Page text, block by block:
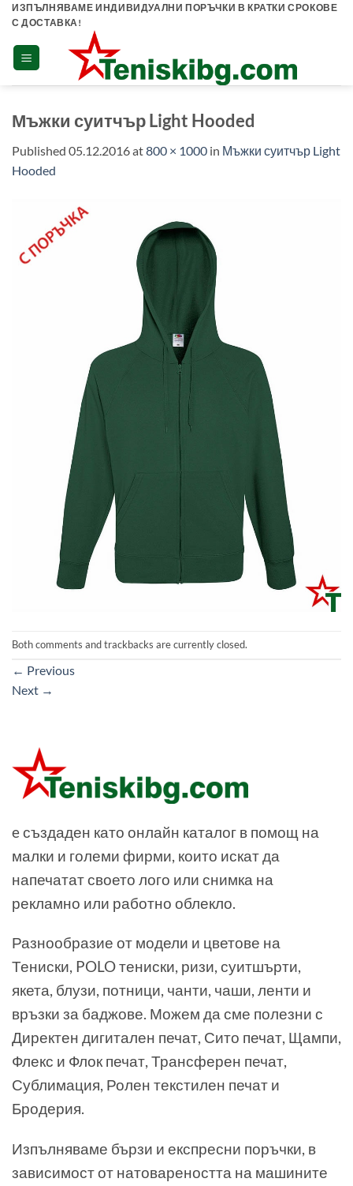
Skip
content
ИЗПЪЛНЯВАМЕ ИНДИВИДУАЛНИ ПОРЪЧКИ В КРАТКИ СРОКОВЕ
С ДОСТАВКА!
Мъжки суитчър Light Hooded
Published 05.12.2016at800 × 1000 in Мъжки суитчър Light
Hooded
Both comments and trackbacks are currently closed.
← Previous
Next →
e създаден като онлайн каталог в помощ на
малки и големи фирми, които искат да
напечатат своето лого или снимка на
рекламно или работно облекло.
Разнообразие от модели и цветове на
Тениски, POLO тениски, ризи, суитшърти,
якета, блузи, потници, чанти, чаши, ленти и
връзки за баджове. Можем да сме полезни с
Директен дигитален печат, Сито печат, Щампи,
Флекс и Флок печат, Трансферен печат,
Сублимация, Ролен текстилен печат и
Бродерия.
Изпълняваме бързи и експресни поръчки, в
зависимост от натовареността на машините